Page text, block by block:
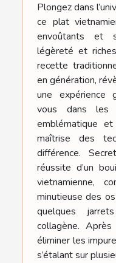
Plongez dans
ce plat
envoûtants et
légèreté et
recette
en génération,
une expérience
vous dans les
emblématique
maîtrise des
différence.
réussite d’un
vietnamienne,
minutieuse des
quelques
collagène.
éliminer les
s’étalant sur